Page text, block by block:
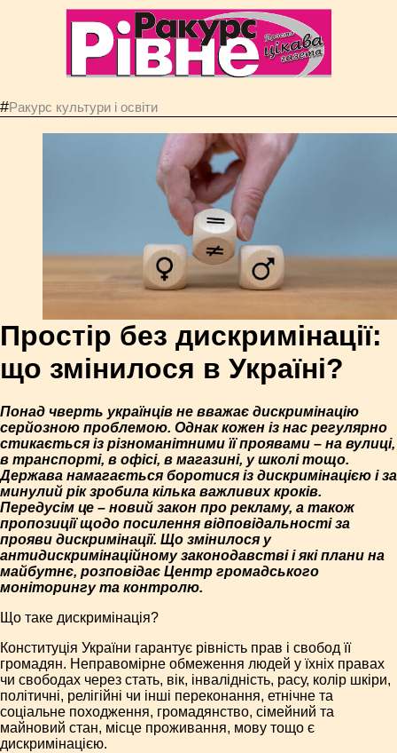
#Ракурс культури і освіти
Простір без дискримінації:
що змінилося в Україні?
Понад чверть українців не вважає дискримінацію
серйозною проблемою. Однак кожен із нас регулярно
стикається із різноманітними її проявами – на вулиці,
в транспорті, в офісі, в магазині, у школі тощо.
Держава намагається боротися із дискримінацією і за
минулий рік зробила кілька важливих кроків.
Передусім це – новий закон про рекламу, а також
пропозиції щодо посилення відповідальності за
прояви дискримінації. Що змінилося у
антидискримінаційному законодавстві і які плани на
майбутнє, розповідає Центр громадського
моніторингу та контролю.
Що таке дискримінація?
Конституція України гарантує рівність прав і свобод її
громадян. Неправомірне обмеження людей у їхніх правах
чи свободах через стать, вік, інвалідність, расу, колір шкіри,
політичні, релігійні чи інші переконання, етнічне та
соціальне походження, громадянство, сімейний та
майновий стан, місце проживання, мову тощо є
дискримінацією.